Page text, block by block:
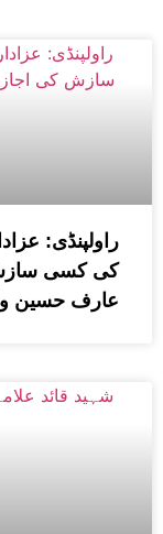
راولپنڈی:
کی کسی سازش
عارف حسین